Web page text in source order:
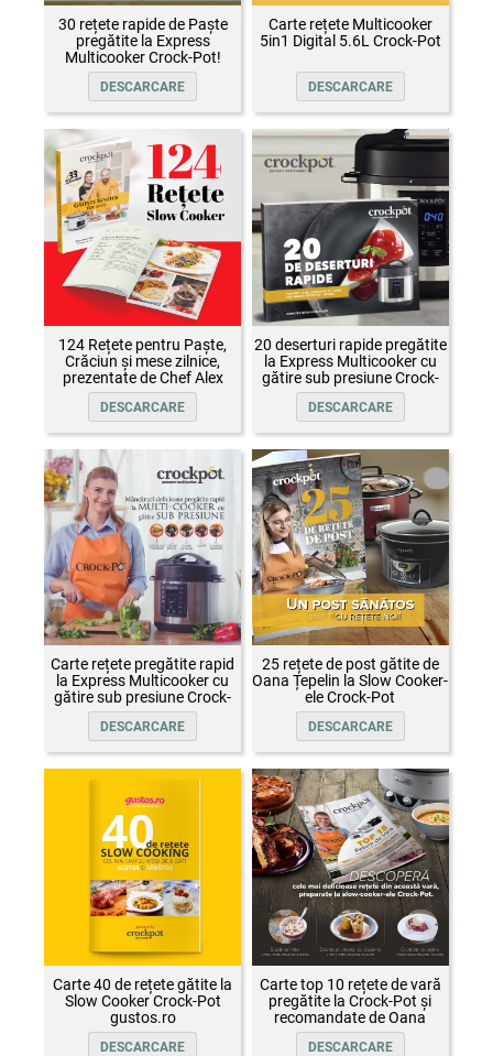
30 rețete rapide de Paște
pregătite la Express
Multicooker Crock-Pot!
DESCARCARE
Carte rețete Multicooker
5in1 Digital 5.6L Crock-Pot
DESCARCARE
124 Rețete pentru Paște,
Crăciun și mese zilnice,
prezentate de Chef Alex
Cîrțu și invitații săi
DESCARCARE
20 deserturi rapide pregătite
la Express Multicooker cu
gătire sub presiune Crock-
Pot
DESCARCARE
Carte rețete pregătite rapid
la Express Multicooker cu
gătire sub presiune Crock-
Pot
DESCARCARE
25 rețete de post gătite de
Oana Țepelin la Slow Cooker-
ele Crock-Pot
DESCARCARE
Carte 40 de rețete gătite la
Slow Cooker Crock-Pot
gustos.ro
DESCARCARE
Carte top 10 rețete de vară
pregătite la Crock-Pot și
recomandate de Oana
Țepelin
DESCARCARE